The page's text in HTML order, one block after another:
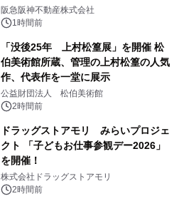
ら 「オフサイト型コーポレートPPA」
による 再生可能エネルギー電力の使用
阪急阪神不動産株式会社
1時間前
「没後25年 上村松篁展」を開催 松
伯美術館所蔵、管理の上村松篁の人気
作、代表作を一堂に展示
公益財団法人 松伯美術館
2時間前
ドラッグストアモリ みらいプロジェ
クト 「子どもお仕事参観デー2026」
を開催！
株式会社ドラッグストアモリ
2時間前